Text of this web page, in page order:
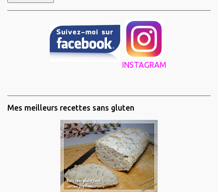
INSTAGRAM
Mes meilleurs recettes sans gluten